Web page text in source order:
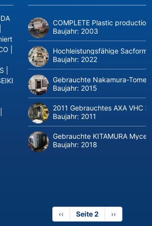
COMPLETE Plastic
Baujahr: 2003
Hochleistungsfähige Sacform
Baujahr: 2022
Gebrauchte Nakamura-Tome
Baujahr: 2015
2011 Gebrauchtes AXA VHC
Baujahr: 2011
Gebrauchte KITAMURA
Baujahr: 2018
Vorherige
Seite
‹‹ Seite 2
Nächste
Seite
››